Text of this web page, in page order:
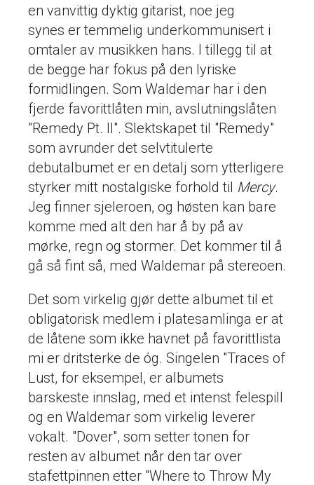
en vanvittig dyktig gitarist, noe jeg
synes er temmelig underkommunisert i
omtaler av musikken hans. I tillegg til at
de begge har fokus på den lyriske
formidlingen. Som Waldemar har i den
fjerde favorittlåten min, avslutningslåten
"Remedy Pt. II". Slektskapet til "Remedy"
som avrunder det selvtitulerte
debutalbumet er en detalj som ytterligere
styrker mitt nostalgiske forhold til Mercy.
Jeg finner sjeleroen, og høsten kan bare
komme med alt den har å by på av
mørke, regn og stormer. Det kommer til å
gå så fint så, med Waldemar på stereoen.
Det som virkelig gjør dette albumet til et
obligatorisk medlem i platesamlinga er at
de låtene som ikke havnet på favorittlista
mi er dritsterke de óg. Singelen "Traces of
Lust, for eksempel, er albumets
barskeste innslag, med et intenst felespill
og en Waldemar som virkelig leverer
vokalt. "Dover", som setter tonen for
resten av albumet når den tar over
stafettpinnen etter "Where to Throw My